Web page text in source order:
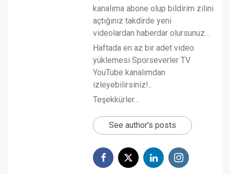
kanalıma abone olup bildirim zilini
açtığınız takdirde yeni
videolardan haberdar olursunuz…
Haftada en az bir adet video
yüklemesi Sporseverler TV
YouTube kanalımdan
izleyebilirsiniz!..
Teşekkürler…
See author's posts